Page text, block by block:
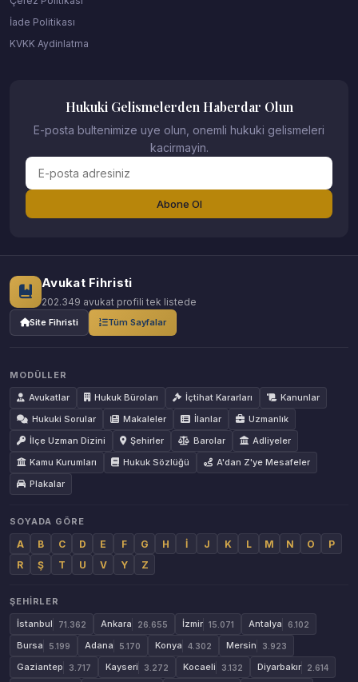
İade Politikası
KVKK Aydinlatma
Hukuki Gelismelerden Haberdar Olun
E-posta bultenimize uye olun, onemli hukuki gelismeleri
kacirmayin.
Abone Ol
Avukat Fihristi
202.349 avukat profili tek listede
Site Fihristi Tüm Sayfalar
MODÜLLER
Avukatlar
Hukuk Büroları İçtihat Kararları
Kanunlar
Hukuki Sorular
Makaleler İlanlar
Uzmanlık
İlçe Uzman Dizini
Şehirler Barolar
Adliyeler
Kamu Kurumları
Hukuk Sözlüğü
A'dan Z'ye Mesafeler
Plakalar
SOYADA GÖRE
A B C D E F G H İ J K L M N O
P
R
Ş T U V Y Z
ŞEHIRLER
İstanbul
71.362 Ankara 26.655 İzmir 15.071 Antalya 6.102
Bursa 5.199 Adana 5.170 Konya 4.302 Mersin 3.923
Gaziantep 3.717 Kayseri 3.272 Kocaeli 3.132 Diyarbakır 2.614